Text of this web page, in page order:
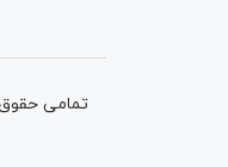
تمامی